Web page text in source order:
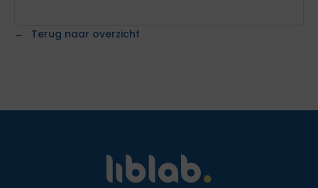
Terug naar overzicht